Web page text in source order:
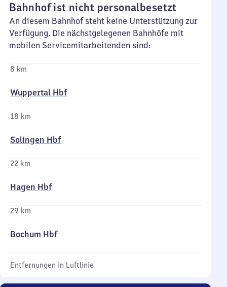
Bahnhof ist nicht personalbesetzt
An diesem Bahnhof steht keine Unterstützung zur
Verfügung. Die nächstgelegenen Bahnhöfe mit
mobilen Servicemitarbeitenden sind:
8 km
Wuppertal Hbf
18 km
Solingen Hbf
22 km
Hagen Hbf
29 km
Bochum Hbf
Entfernungen in Luftlinie